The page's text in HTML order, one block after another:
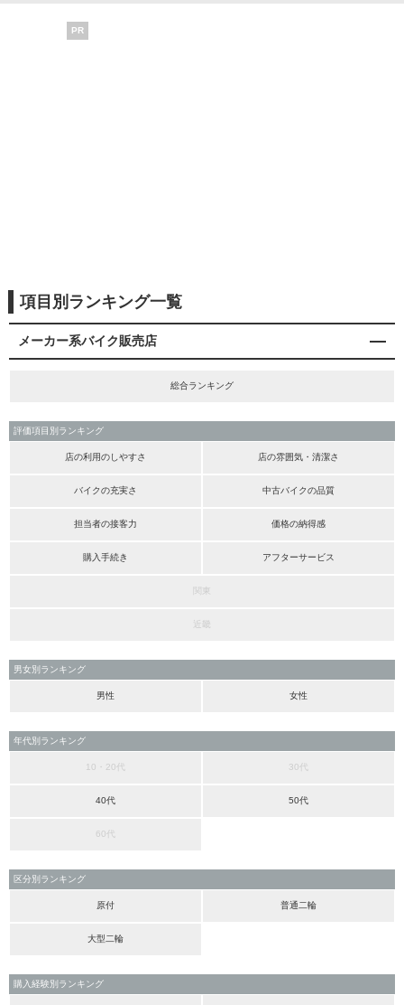
PR
項目別ランキング一覧
メーカー系バイク販売店
総合ランキング
評価項目別ランキング
店の利用のしやすさ 店の雰囲気・清潔さ
バイクの充実さ 中古バイクの品質
担当者の接客力 価格の納得感
購入手続き アフターサービス
関東
近畿
男女別ランキング
男性 女性
年代別ランキング
10・20代 30代
40代 50代
60代
区分別ランキング
原付 普通二輪
大型二輪
購入経験別ランキング